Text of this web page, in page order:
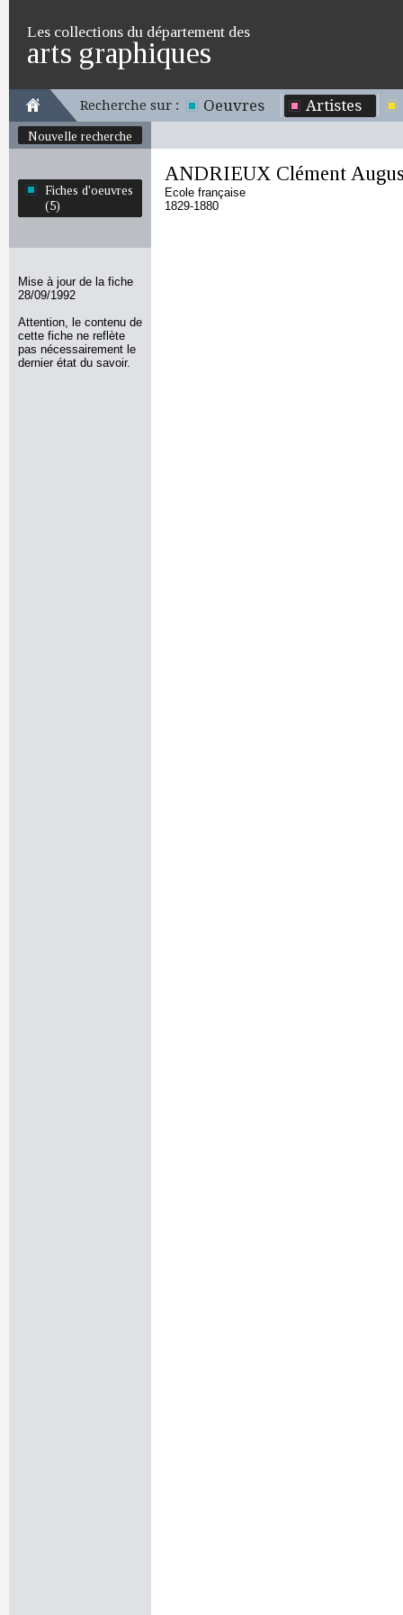
Les collections du département des
arts graphiques
Recherche sur : Oeuvres Artistes
Nouvelle recherche
Fiches d'oeuvres
(5)
Mise à jour de la fiche
28/09/1992
Attention, le contenu de
cette fiche ne reflète
pas nécessairement le
dernier état du savoir.
ANDRIEUX Clément
Ecole française
1829-1880